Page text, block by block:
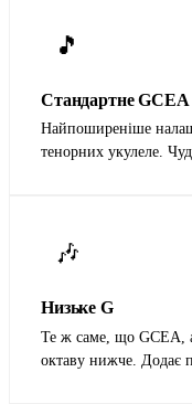
🎵
Стандартне GCEA
Найпоширеніше
тенорних укулеле.
🎶
Низьке G
Те ж саме, що GCEA,
октаву нижче. Додає